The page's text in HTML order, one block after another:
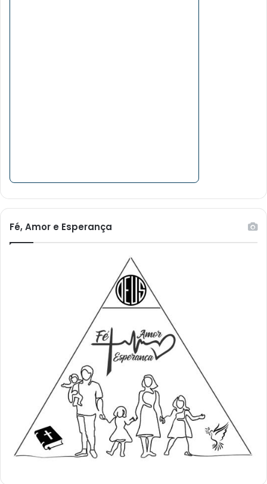
Fé, Amor e Esperança